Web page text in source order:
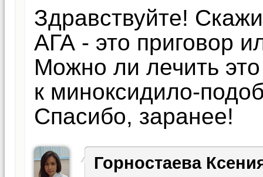
Здравствуйте!
АГА - это приговор
Можно ли лечить
к миноксидило-
Спасибо, заранее!
Горностаева